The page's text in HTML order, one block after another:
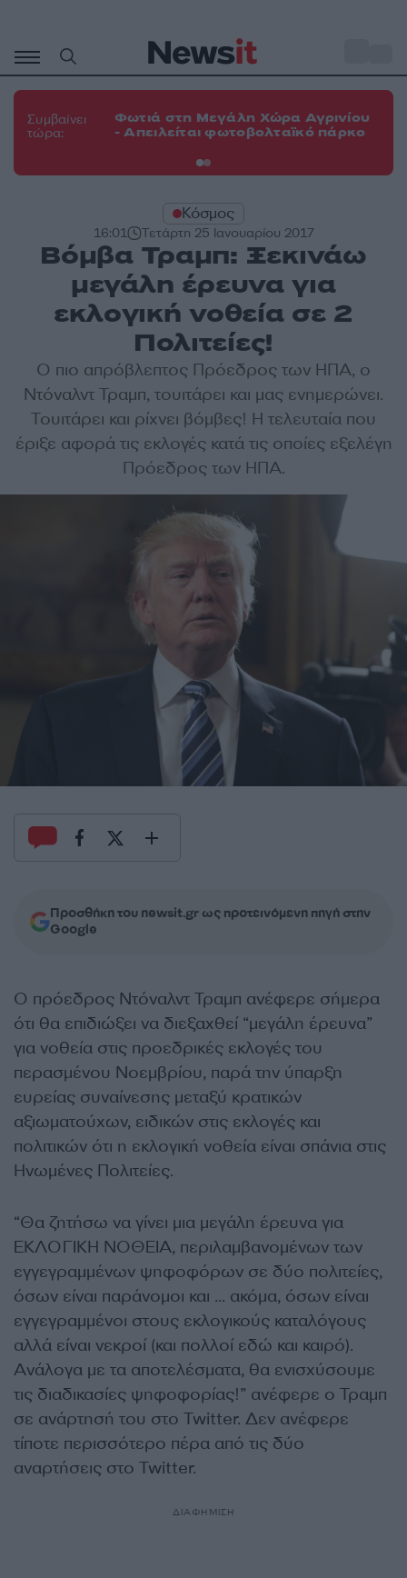
περιεχόμενο
Συμβαίνει
τώρα:
Φωτιά στη Μεγάλη Χώρα Αγρινίου
- Απειλείται φωτοβολταϊκό πάρκο
Κόσμος
16:01 Τετάρτη 25 Ιανουαρίου 2017
Βόμβα Τραμπ: Ξεκινάω
μεγάλη έρευνα για
εκλογική νοθεία σε 2
Πολιτείες!
Ο πιο απρόβλεπτος Πρόεδρος των ΗΠΑ, ο
Ντόναλντ Τραμπ, τουιτάρει και μας ενημερώνει.
Τουιτάρει και ρίχνει βόμβες! Η τελευταία που
έριξε αφορά τις εκλογές κατά τις οποίες εξελέγη
Πρόεδρος των ΗΠΑ.
Προσθήκη του newsit.gr ως προτεινόμενη πηγή στην
Google
Ο πρόεδρος Ντόναλντ Τραμπ ανέφερε σήμερα
ότι θα επιδιώξει να διεξαχθεί “μεγάλη έρευνα”
για νοθεία στις προεδρικές εκλογές του
περασμένου Νοεμβρίου, παρά την ύπαρξη
ευρείας συναίνεσης μεταξύ κρατικών
αξιωματούχων, ειδικών στις εκλογές και
πολιτικών ότι η εκλογική νοθεία είναι σπάνια στις
Ηνωμένες Πολιτείες.
“Θα ζητήσω να γίνει μια μεγάλη έρευνα για
ΕΚΛΟΓΙΚΗ ΝΟΘΕΙΑ, περιλαμβανομένων των
εγγεγραμμένων ψηφοφόρων σε δύο πολιτείες,
όσων είναι παράνομοι και … ακόμα, όσων είναι
εγγεγραμμένοι στους εκλογικούς καταλόγους
αλλά είναι νεκροί (και πολλοί εδώ και καιρό).
Ανάλογα με τα αποτελέσματα, θα ενισχύσουμε
τις διαδικασίες ψηφοφορίας!” ανέφερε ο Τραμπ
σε ανάρτησή του στο Twitter. Δεν ανέφερε
τίποτε περισσότερο πέρα από τις δύο
αναρτήσεις στο Twitter.
ΔΙΑΦΗΜΙΣΗ